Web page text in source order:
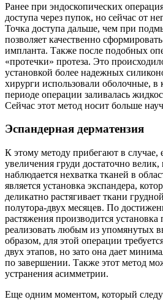
Ранее при эндоскопических
доступа через пупок, но сейчас от
Точка доступа дальше, чем при
позволяет качественно
импланта. Также после подобных
«протечки» протеза. Это
установкой более надежных
хирурги использовали оболочные,
периоде операции заливалась
Сейчас этот метод носит больше
Эспандерная дерматензия
К этому методу прибегают в
увеличения груди достаточно
наблюдается нехватка тканей в
является установка экспандера,
деликатно растягивает ткани
полутора-двух месяцев. По
растяжения производится
реализовать любым из упомянутых
образом, для этой операции
двух этапов, но зато она дает
по завершении. Также этот метод
устранения асимметрии.
Еще одним моментом, который